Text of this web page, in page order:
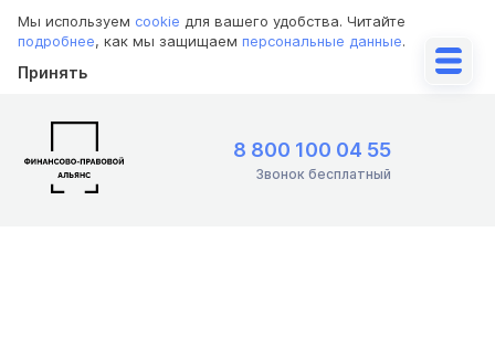
Мы используем cookie для вашего удобства. Читайте
подробнее, как мы защищаем персональные данные.
Принять
8 800 100 04 55
Звонок бесплатный